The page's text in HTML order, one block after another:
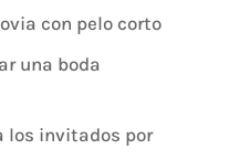
con pelo corto
una boda
los invitados por